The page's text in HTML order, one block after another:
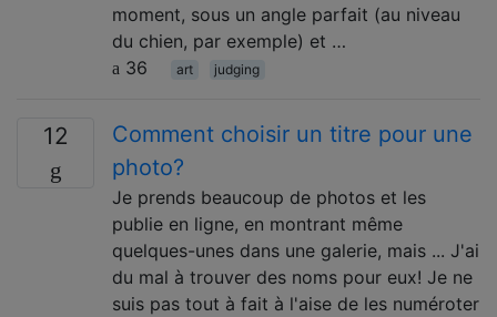
moment, sous un angle parfait (au niveau
du chien, par exemple) et …
36
art judging
12
Comment choisir un titre pour une
photo?
Je prends beaucoup de photos et les
publie en ligne, en montrant même
quelques-unes dans une galerie, mais ... J'ai
du mal à trouver des noms pour eux! Je ne
suis pas tout à fait à l'aise de les numéroter